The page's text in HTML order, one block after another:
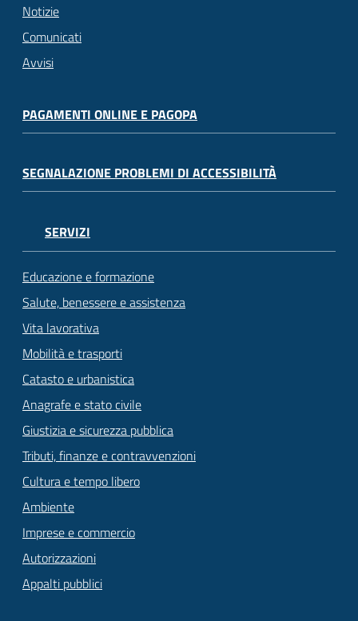
Notizie
Comunicati
Avvisi
PAGAMENTI ONLINE E PAGOPA
SEGNALAZIONE PROBLEMI DI ACCESSIBILITÀ
SERVIZI
Educazione e formazione
Salute, benessere e assistenza
Vita lavorativa
Mobilità e trasporti
Catasto e urbanistica
Anagrafe e stato civile
Giustizia e sicurezza pubblica
Tributi, finanze e contravvenzioni
Cultura e tempo libero
Ambiente
Imprese e commercio
Autorizzazioni
Appalti pubblici